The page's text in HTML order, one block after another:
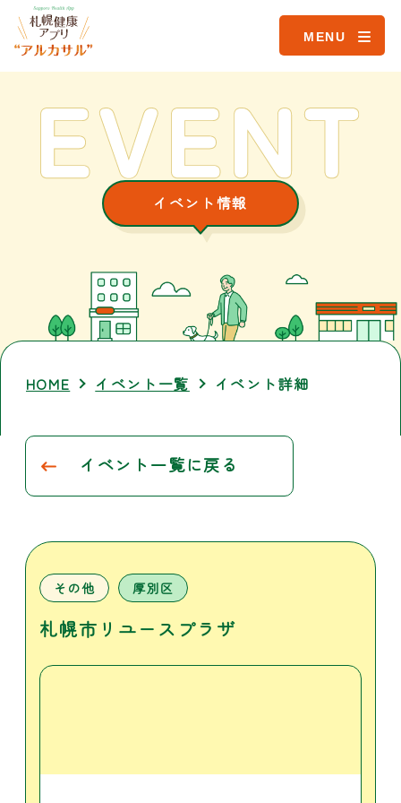
MENU
イベント情報
HOME イベント一覧 イベント詳細
イベント一覧に戻る
その他 厚別区
札幌市リユースプラザ